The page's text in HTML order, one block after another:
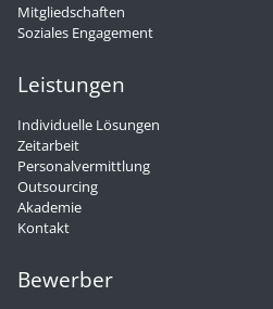
Mitgliedschaften
Soziales Engagement
Leistungen
Individuelle Lösungen
Zeitarbeit
Personalvermittlung
Outsourcing
Akademie
Kontakt
Bewerber